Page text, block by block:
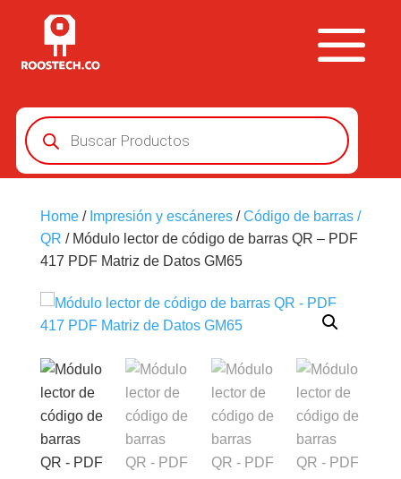
Búsqueda
de
productos
Home/ Impresión y escáneres/Código de barras /
QR / Módulo lector de código de barras QR – PDF
417 PDF Matriz de Datos GM65